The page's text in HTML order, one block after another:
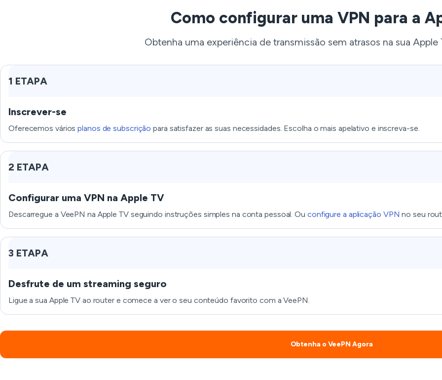
Como configurar uma VPN para a
Obtenha uma experiência de transmissão sem atrasos na sua
1 ETAPA
Inscrever-se
Oferecemos váriosplanos de subscrição para satisfazer as suas necessidades. Escolha o mais apelativo e inscreva-se.
2 ETAPA
Configurar uma VPN na Apple TV
Descarregue a VeePN na Apple TV seguindo instruções simples na conta pessoal. Ou configure a aplicação VPN no seu
3 ETAPA
Desfrute de um streaming seguro
Ligue a sua Apple TV ao router e comece a ver o seu conteúdo favorito com a VeePN.
Obtenha o VeePN Agora